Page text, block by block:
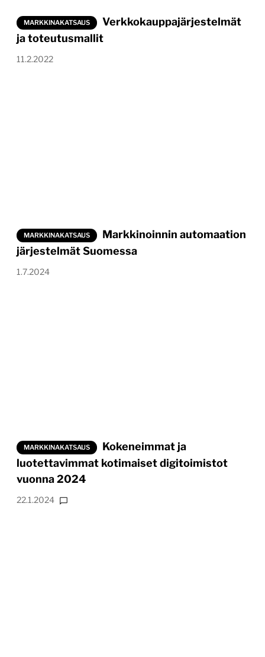
MARKKINAKATSAUS
Verkkokauppajärjestelmät
ja toteutusmallit
11.2.2022
MARKKINAKATSAUS
Markkinoinnin automaation
järjestelmät Suomessa
1.7.2024
MARKKINAKATSAUS
Kokeneimmat ja
luotettavimmat kotimaiset digitoimistot
vuonna 2024
22.1.2024